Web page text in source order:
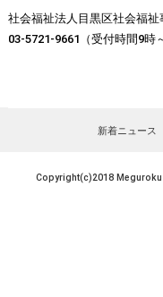
社会福祉法人目黒区社会福
03-5721-9661（受付時間9時
新着ニュース
Copyright(c)2018